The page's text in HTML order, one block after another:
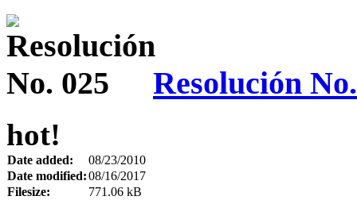
Resolución
hot!
Date added:
08/23/2010
Date modified:08/16/2017
Filesize:
771.06 kB